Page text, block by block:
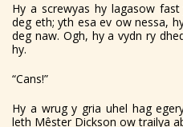
Hy a screwyas hy lagasow
deg eth; yth esa ev ow nessa,
deg naw. Ogh, hy a vydn ry
hy.
“Cans!”
Hy a wrug y gria uhel hag
leth Mêster Dickson ow trailya